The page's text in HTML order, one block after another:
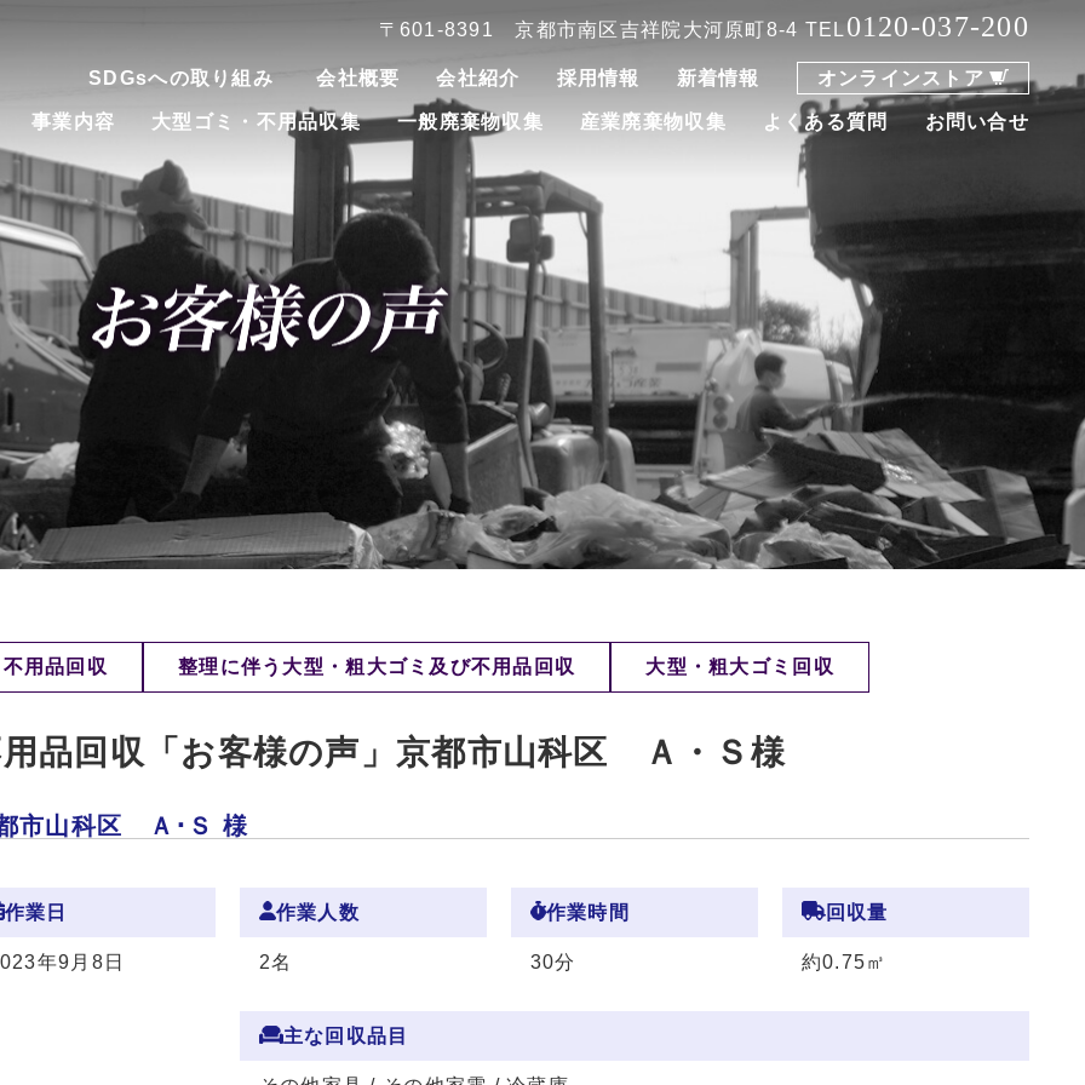
〒601-8391 京都市南区吉祥院大河原町8-4 TEL0120-037-200
SDGsへの取り組み 会社概要 会社紹介 採用情報 新着情報 オンラインストア
事業内容 大型ゴミ・不用品収集 一般廃棄物収集 産業廃棄物収集 よくある質問 お問い合せ
不用品回収 整理に伴う大型・粗大ゴミ及び不用品回収 大型・粗大ゴミ回収
品回収「お客様の声」京都市山科区 Ａ・Ｓ様
市山科区 Ａ･Ｓ 様
作業日
年9月8日
作業人数
2名
作業時間
30分
回収量
約0.75㎥
主な回収品目